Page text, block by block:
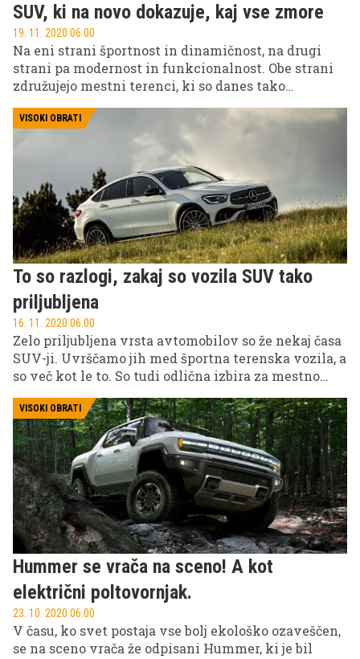
SUV, ki na novo dokazuje, kaj vse zmore
19. 11. 2020 06.00
Na eni strani športnost in dinamičnost, na drugi
strani pa modernost in funkcionalnost. Obe strani
združujejo mestni terenci, ki so danes tako
zagotovo postali, ko preberete več o tem mestnem
terencu, ki na novo opredeljuje njihovo zmogljivost
VISOKI OBRATI
To so razlogi, zakaj so vozila SUV tako
priljubljena
16. 11. 2020 06.00
Zelo priljubljena vrsta avtomobilov so že nekaj časa
SUV-ji. Uvrščamo jih med športna terenska vozila, a
so več kot le to. So tudi odlična izbira za mestno
vožnjo, družinske izlete, pobeg na morje s prijatelji
ali za zabavo na snežnih gorskih poteh.
VISOKI OBRATI
Hummer se vrača na sceno! A kot
električni poltovornjak.
23. 10. 2020 06.00
V času, ko svet postaja vse bolj ekološko ozaveščen,
se na sceno vrača že odpisani Hummer, ki je bil